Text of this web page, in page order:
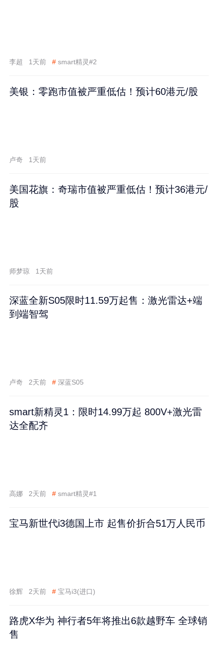
李超 1天前 # smart精灵#2
美银：零跑市值被严重低估！预计60港元/股
卢奇 1天前
美国花旗：奇瑞市值被严重低估！预计36港元/
股
师梦琼 1天前
深蓝全新S05限时11.59万起售：激光雷达+端
到端智驾
卢奇 2天前 # 深蓝S05
smart新精灵1：限时14.99万起 800V+激光雷
达全配齐
高娜 2天前 # smart精灵#1
宝马新世代i3德国上市 起售价折合51万人民币
徐辉 2天前 # 宝马i3(进口)
路虎X华为 神行者5年将推出6款越野车 全球销
售